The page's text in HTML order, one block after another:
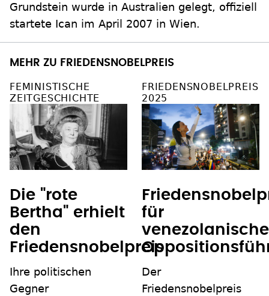
Grundstein wurde in Australien gelegt, offiziell
startete Ican im April 2007 in Wien.
MEHR ZU FRIEDENSNOBELPREIS
FEMINISTISCHE
ZEITGESCHICHTE
Die "rote
Bertha" erhielt
den
Friedensnobelpreis
Ihre politischen
Gegner
FRIEDENSNOBELPREIS
2025
für
venezolanische
Der
Friedensnobelpreis